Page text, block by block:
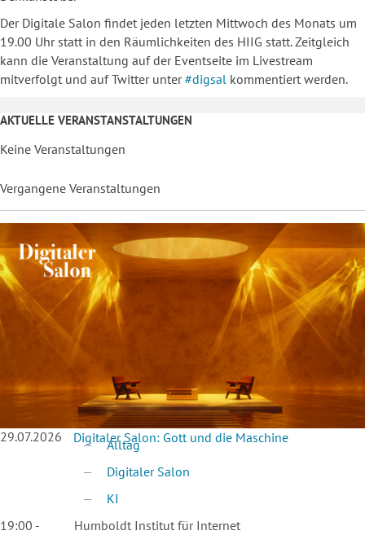
Der Digitale Salon findet jeden letzten Mittwoch des Monats um
19.00 Uhr statt in den Räumlichkeiten des HIIG statt. Zeitgleich
kann die Veranstaltung auf der Eventseite im Livestream
mitverfolgt und auf Twitter unter#digsal kommentiert werden.
AKTUELLE VERANSTANSTALTUNGEN
Keine Veranstaltungen
Vergangene Veranstaltungen
Digitaler Salon: Gott und die Maschine
29.07.2026
19:00 -
Humboldt Institut für Internet
Alltag
Digitaler Salon
KI